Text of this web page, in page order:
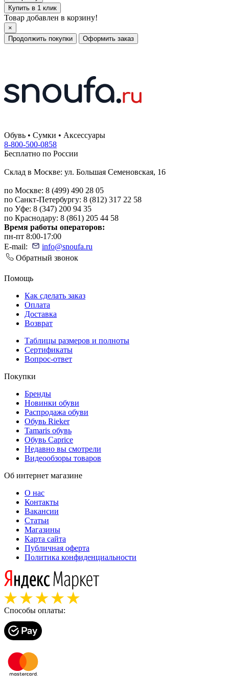
Купить в 1 клик
Товар добавлен в корзину!
×
Продолжить покупки
Оформить заказ
Обувь • Сумки • Аксессуары
8-800-500-0858
Бесплатно по России
Склад в Москве: ул. Большая Семеновская, 16
по Москве: 8 (499) 490 28 05
по Санкт-Петербургу: 8 (812) 317 22 58
по Уфе: 8 (347) 200 94 35
по Краснодару: 8 (861) 205 44 58
Время работы операторов:
пн-пт 8:00-17:00
E-mail:
info@snoufa.ru
Обратный звонок
Помощь
Как сделать заказ
Оплата
Доставка
Возврат
Таблицы размеров и полноты
Сертификаты
Вопрос-ответ
Покупки
Бренды
Новинки обуви
Распродажа обуви
Обувь Rieker
Tamaris обувь
Обувь Caprice
Недавно вы смотрели
Видеообзоры товаров
Об интернет магазине
О нас
Контакты
Вакансии
Статьи
Магазины
Карта сайта
Публичная оферта
Политика конфиденциальности
Способы оплаты: